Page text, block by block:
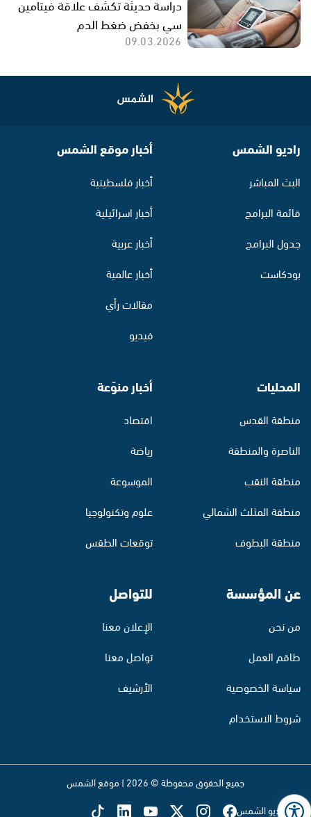
سي بخفض ضغط الدم
09.03.2026
راديو الشمس
البث المباشر
قائمة البرامج
جدول البرامج
بودكاست
أخبار موقع الشمس
أخبار فلسطينية
أخبار اسرائيلية
أخبار عربية
أخبار عالمية
مقالات رأي
فيديو
المحليات
منطقة القدس
الناصرة والمنطقة
منطقة النقب
منطقة المثلث الشمالي
منطقة البطوف
أخبار منوّعة
اقتصاد
رياضة
الموسوعة
علوم وتكنولوجيا
توقعات الطقس
عن المؤسسة
من نحن
طاقم العمل
سياسة الخصوصية
شروط الاستخدام
للتواصل
الإعلان معنا
تواصل معنا
الأرشيف
جميع الحقوق محفوظة © 2026 | موقع الشمس
تابع راديو الشمس